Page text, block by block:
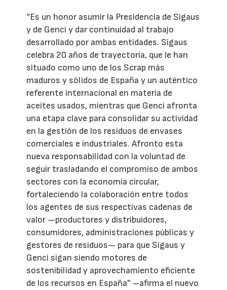
“Es un honor asumir la Presidencia de Sigaus
y de Genci y dar continuidad al trabajo
desarrollado por ambas entidades. Sigaus
celebra 20 años de trayectoria, que le han
situado como uno de los Scrap más
maduros y sólidos de España y un auténtico
referente internacional en materia de
aceites usados, mientras que Genci afronta
una etapa clave para consolidar su actividad
en la gestión de los residuos de envases
comerciales e industriales. Afronto esta
nueva responsabilidad con la voluntad de
seguir trasladando el compromiso de ambos
sectores con la economía circular,
fortaleciendo la colaboración entre todos
los agentes de sus respectivas cadenas de
valor —productores y distribuidores,
consumidores, administraciones públicas y
gestores de residuos— para que Sigaus y
Genci sigan siendo motores de
sostenibilidad y aprovechamiento eficiente
de los recursos en España” –afirma el nuevo